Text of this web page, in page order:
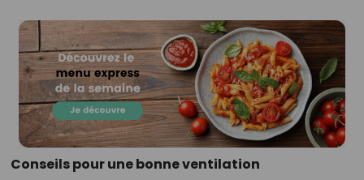
Conseils pour une bonne ventilation